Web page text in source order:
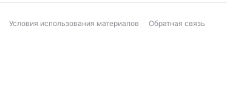
Условия использования материалов Обратная связь